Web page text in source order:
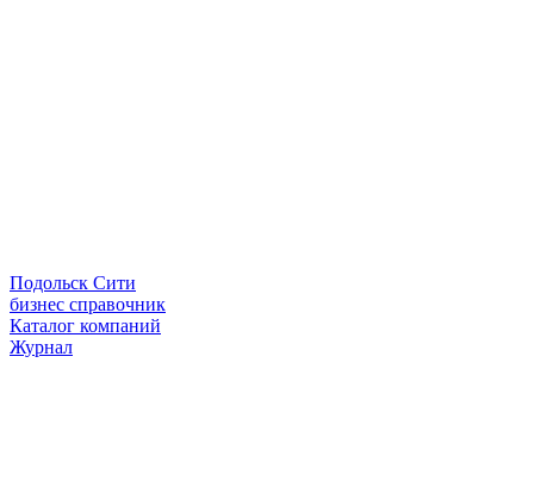
Подольск Сити
бизнес справочник
Каталог компаний
Журнал